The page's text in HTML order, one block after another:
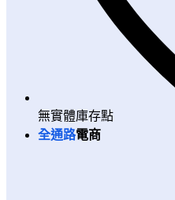
無實體庫存點
全通路電商